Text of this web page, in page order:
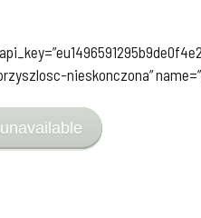
nieskonczona”